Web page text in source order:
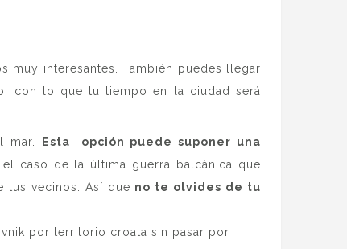
muy interesantes. También puedes llegar
con lo que tu tiempo en la ciudad será
mar. Esta opción puede suponer una
caso de la última guerra balcánica que
tus vecinos. Así que no te olvides de tu
por territorio croata sin pasar por